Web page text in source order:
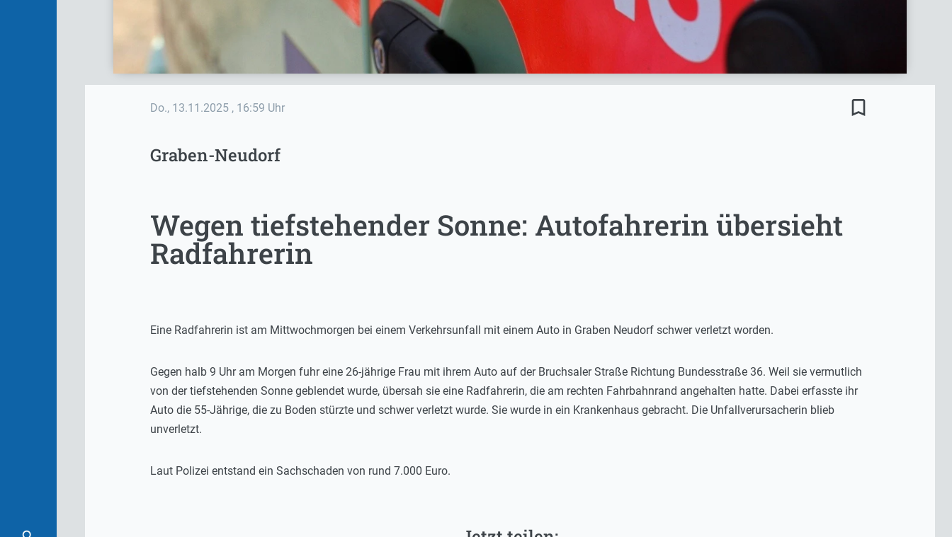
Do., 13.11.2025 , 16:59 Uhr bookmark_border
Graben-Neudorf
Wegen tiefstehender Sonne: Autofahrerin übersieht
Radfahrerin
Eine Radfahrerin ist am Mittwochmorgen bei einem Verkehrsunfall mit einem Auto in Graben Neudorf schwer verletzt worden.
Gegen halb 9 Uhr am Morgen fuhr eine 26-jährige Frau mit ihrem Auto auf der Bruchsaler Straße Richtung Bundesstraße 36. Weil sie vermutlich
von der tiefstehenden Sonne geblendet wurde, übersah sie eine Radfahrerin, die am rechten Fahrbahnrand angehalten hatte. Dabei erfasste ihr
Auto die 55-Jährige, die zu Boden stürzte und schwer verletzt wurde. Sie wurde in ein Krankenhaus gebracht. Die Unfallverursacherin blieb
unverletzt.
Laut Polizei entstand ein Sachschaden von rund 7.000 Euro.